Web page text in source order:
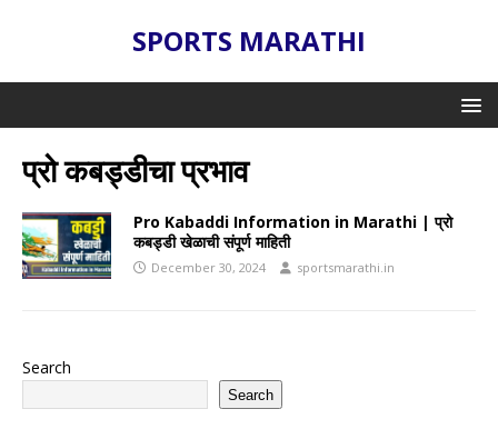
SPORTS MARATHI
प्रो कबड्डीचा प्रभाव
Pro Kabaddi Information in Marathi | प्रो
कबड्डी खेळाची संपूर्ण माहिती
December 30, 2024 sportsmarathi.in
Search
Search